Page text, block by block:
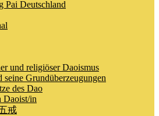
Pai Deutschland
und religiöser Daoismus
seine Grundüberzeugungen
des Dao
Daoist/in
戒